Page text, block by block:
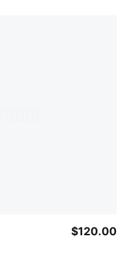
$120.00